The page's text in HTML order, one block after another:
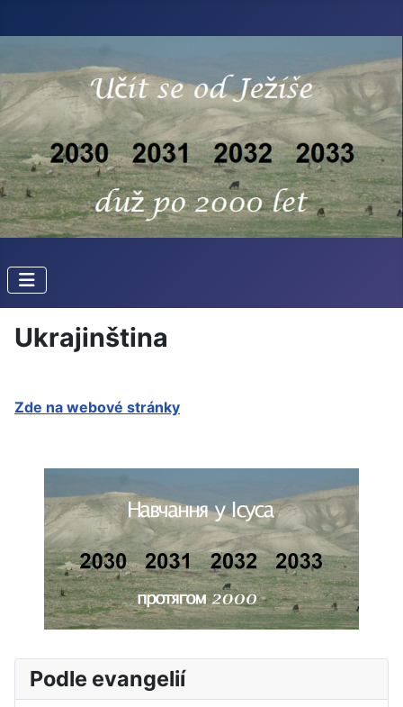
Ukrajinština
Zde na webové stránky
Podle evangelií